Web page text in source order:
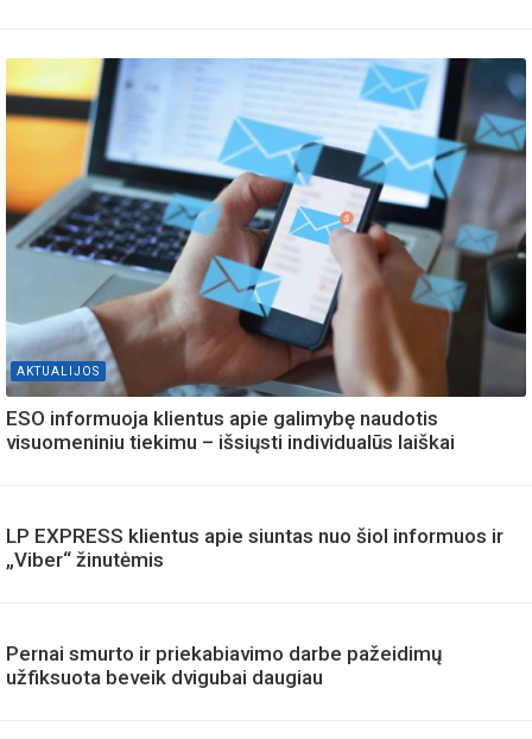
AKTUALIJOS
ESO informuoja klientus apie galimybę naudotis
visuomeniniu tiekimu – išsiųsti individualūs laiškai